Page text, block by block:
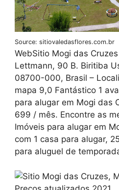
Source: sitiovaledasflores.com.br
WebSitio Mogi das
Lettmann, 90 B. Biritiba
08700-000, Brasil –
mapa 9,0 Fantástico 1
para alugar em Mogi das
699 / mês. Encontre as
Imóveis para alugar em
com 1 casa para alugar,
para aluguel de